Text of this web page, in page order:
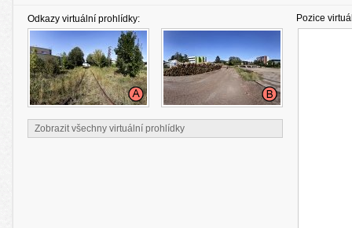
Odkazy virtuální prohlídky: Pozice
Zobrazit všechny virtuální prohlídky